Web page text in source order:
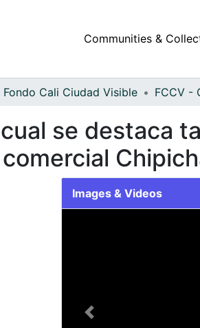
Communities &
Fondo Cali Ciudad Visible
se destaca
Images & Videos
Previous